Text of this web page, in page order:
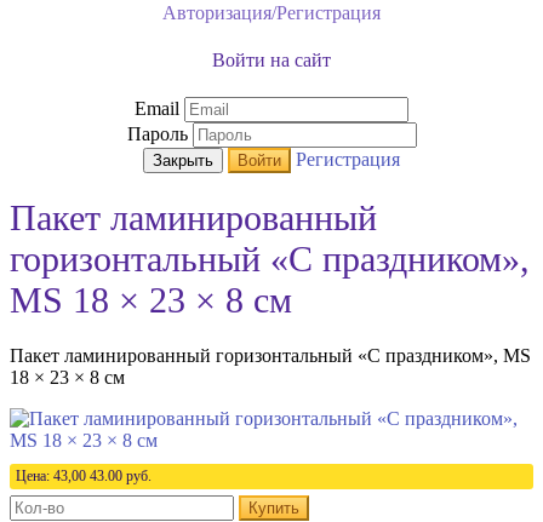
Авторизация/Регистрация
Войти на сайт
Email
Пароль
Закрыть Войти Регистрация
Пакет ламинированный
горизонтальный «С праздником»,
MS 18 × 23 × 8 см
Пакет ламинированный горизонтальный «С праздником», MS
18 × 23 × 8 см
Цена: 43,00 43.00 руб.
Купить